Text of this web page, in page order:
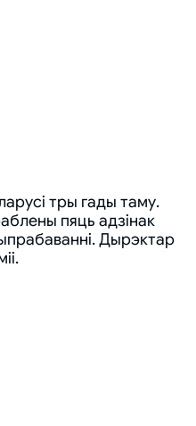
тры гады таму.
пяць адзінак
Дырэктар